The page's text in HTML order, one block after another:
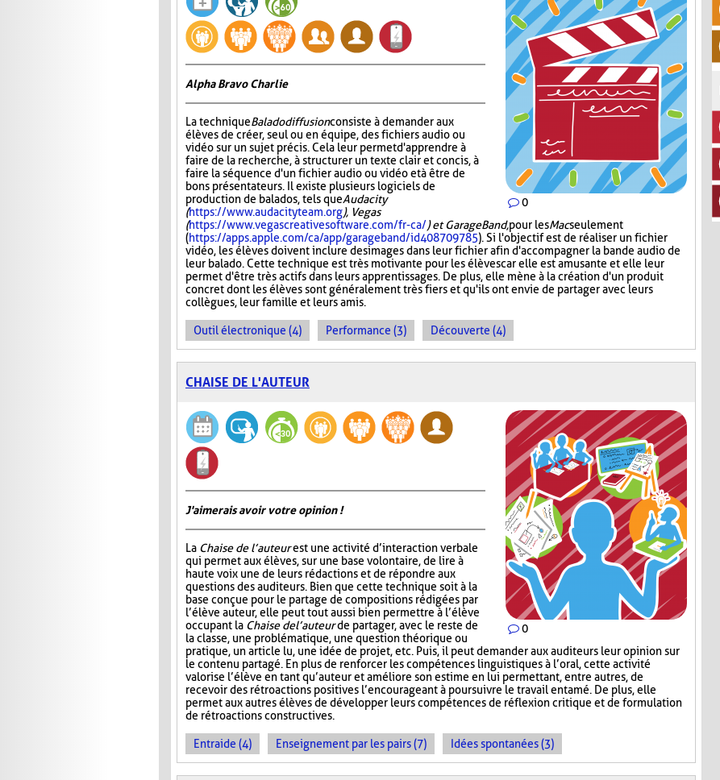
0
Alpha Bravo Charlie
La techniqueBaladodiffusionconsiste à demander aux
élèves de créer, seul ou en équipe, des fichiers audio ou
vidéo sur un sujet précis. Cela leur permet d'apprendre à
faire de la recherche, à structurer un texte clair et concis, à
faire la séquence d'un fichier audio ou vidéo et à être de
bons présentateurs. Il existe plusieurs logiciels de
production de balados, tels queAudacity
(https://www.audacityteam.org), Vegas
(https://www.vegascreativesoftware.com/fr-ca/) et GarageBand,pour lesMacseulement
(https://apps.apple.com/ca/app/garageband/id408709785). Si l'objectif est de réaliser un fichier
vidéo, les élèves doivent inclure des images dans leur fichier afin d'accompagner la bande audio de
leur balado. Cette technique est très motivante pour les élèves car elle est amusante et elle leur
permet d'être très actifs dans leurs apprentissages. De plus, elle mène à la création d'un produit
concret dont les élèves sont généralement très fiers et qu'ils ont envie de partager avec leurs
collègues, leur famille et leurs amis.
Outil électronique (4) Performance (3) Découverte (4)
CHAISE DE L'AUTEUR
0
J'aimerais avoir votre opinion !
La Chaise de l’auteurest une activité d’interaction verbale
qui permet aux élèves, sur une base volontaire, de lire à
haute voix une de leurs rédactions et de répondre aux
questions des auditeurs. Bien que cette technique soit à la
base conçue pour le partage de compositions rédigées par
l’élève auteur, elle peut tout aussi bien permettre à l’élève
occupant la Chaise de l’auteurde partager, avec le reste de
la classe, une problématique, une question théorique ou
pratique, un article lu, une idée de projet, etc. Puis, il peut demander aux auditeurs leur opinion sur
le contenu partagé. En plus de renforcer les compétences linguistiques à l’oral, cette activité
valorise l’élève en tant qu’auteur et améliore son estime en lui permettant, entre autres, de
recevoir des rétroactions positives l’encourageant à poursuivre le travail entamé. De plus, elle
permet aux autres élèves de développer leurs compétences de réflexion critique et de formulation
de rétroactions constructives.
Entraide (4) Enseignement par les pairs (7) Idées spontanées (3)